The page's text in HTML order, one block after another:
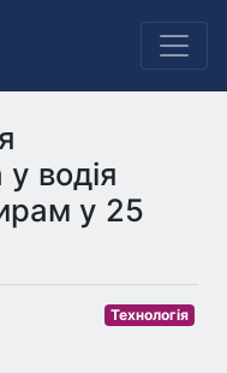
водія
у 25
Технологія